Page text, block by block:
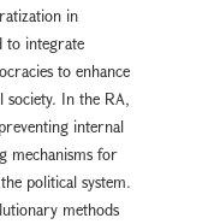
in
to integrate
to enhance
society. In the RA,
internal
mechanisms for
political system.
methods